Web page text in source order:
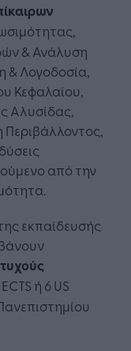
& Ανάλυση
& Λογοδοσία,
Κεφαλαίου,
Αλυσίδας,
Περιβάλλοντος,
από την
εκπαίδευσής
ή 6 US